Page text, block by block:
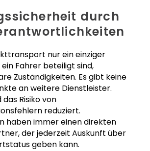
durch
nur ein einziger
Fahrer beteiligt sind,
Zuständigkeiten. Es gibt keine
an weitere Dienstleister.
Risiko von
reduziert.
haben immer einen direkten
der jederzeit Auskunft über
geben kann.